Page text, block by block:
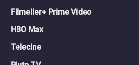
Filmelier+ Prime Video
HBO Max
Telecine